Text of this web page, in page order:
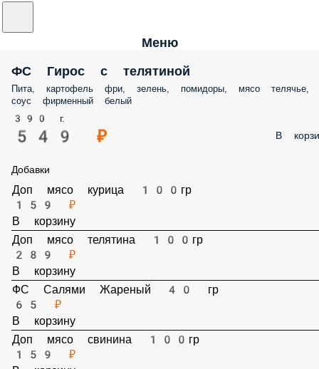
Меню
ФС Гирос с телятиной
Пита, картофель фри, зелень, помидоры, мясо телячье, соус
фирменный белый
390 г.
549 ₽ В
Добавки
Доп мясо курица 100гр
159 ₽
В корзину
Доп мясо телятина 100гр
289 ₽
В корзину
ФС Салями Жареный 40 гр
65 ₽
В корзину